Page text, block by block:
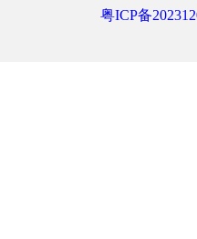
粤ICP备